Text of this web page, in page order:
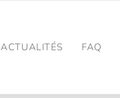
ACTUALITÉS FAQ